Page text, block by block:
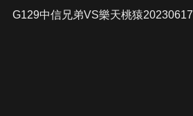
G129中信兄弟VS樂天桃猿20230617